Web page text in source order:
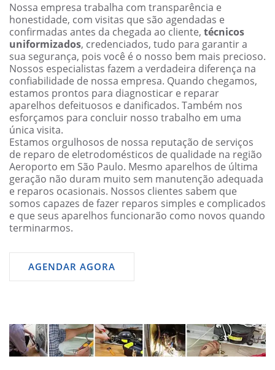
Nossa empresa trabalha com transparência e
honestidade, com visitas que são agendadas e
confirmadas antes da chegada ao cliente, técnicos
uniformizados, credenciados, tudo para garantir a
sua segurança, pois você é o nosso bem mais precioso.
Nossos especialistas fazem a verdadeira diferença na
confiabilidade de nossa empresa. Quando chegamos,
estamos prontos para diagnosticar e reparar
aparelhos defeituosos e danificados. Também nos
esforçamos para concluir nosso trabalho em uma
única visita.
Estamos orgulhosos de nossa reputação de serviços
de reparo de eletrodomésticos de qualidade na região
Aeroporto em São Paulo. Mesmo aparelhos de última
geração não duram muito sem manutenção adequada
e reparos ocasionais. Nossos clientes sabem que
somos capazes de fazer reparos simples e complicados
e que seus aparelhos funcionarão como novos quando
terminarmos.
AGENDAR AGORA